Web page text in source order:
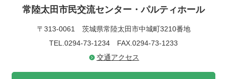
常陸太田市民交流センター・パルティホール
〒313-0061 茨城県常陸太田市中城町3210番地
TEL.0294-73-1234 FAX.0294-73-1233
交通アクセス